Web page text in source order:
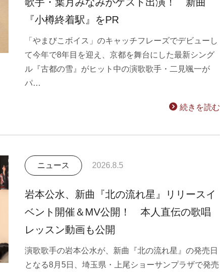
『小樽終着駅』をPR
「やまびこボイス」のキャッチフレーズでデビューし
て今年で8年目を迎え、京都を舞台にした最新シング
ル『古都の雪』がヒット中の演歌歌手・二見颯一が
パ…
続きを読む
ニュース 2026.8.5
岩本公水、新曲『北の流れ星』リリースイ
ベント開催＆MV公開！ 本人直伝の歌唱
レッスン動画も公開
演歌歌手の岩本公水が、新曲『北の流れ星』の発売日
となる8月5日、埼玉県・上尾ショーサンプラザで発売